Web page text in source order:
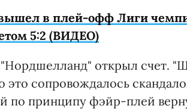
в плей-офф Лиги
5:2 (ВИДЕО)
открыл счет.
это сопровождалось
по принципу фэйр-плей